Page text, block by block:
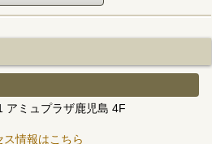
アミュプラザ鹿児島 4F
情報はこちら